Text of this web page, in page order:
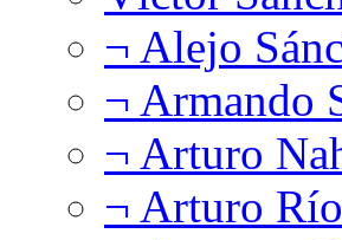
¬ Alejo
¬ Armando
¬ Arturo
¬ Arturo